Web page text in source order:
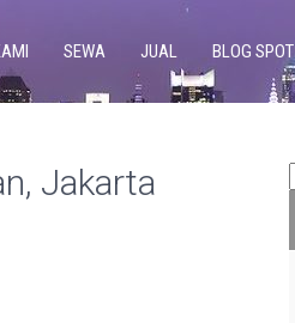
SEWA JUAL BLOG SPOT
Jakarta